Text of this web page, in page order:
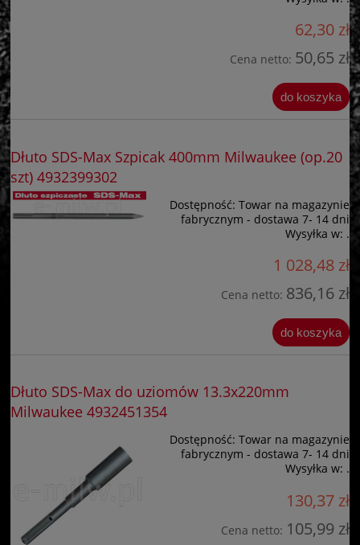
62,30 zł
Cena netto: 50,65 zł
do koszyka
Dłuto SDS-Max Szpicak 400mm Milwaukee (op.20
szt) 4932399302
Dostępność: Towar na magazynie
fabrycznym - dostawa 7- 14 dni
Wysyłka w: .
1 028,48 zł
Cena netto: 836,16 zł
do koszyka
Dłuto SDS-Max do uziomów 13.3x220mm
Milwaukee 4932451354
Dostępność: Towar na magazynie
fabrycznym - dostawa 7- 14 dni
Wysyłka w: .
130,37 zł
Cena netto: 105,99 zł